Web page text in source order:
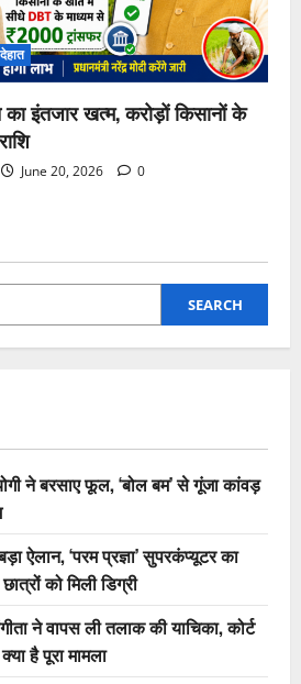
इंतजार खत्म, करोड़ों किसानों के
June 20, 2026 0
SEARCH
ने बरसाए फूल, ‘बोल बम’ से गूंजा कांवड़
ऐलान, ‘परम प्रज्ञा’ सुपरकंप्यूटर का
को मिली डिग्री
ने वापस ली तलाक की याचिका, कोर्ट
है पूरा मामला